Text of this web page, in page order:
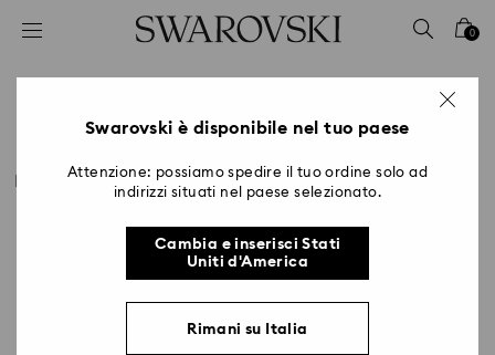
Accesskeys list
2 - Footer
0
Famiglie Hero
Le collezioni iconiche di Swarovski superano la prova
del tempo evolvendosi stagione dopo stagione.
Permeate dalla nostra infinita maestria, scopri
l'iconica collezione Millenia, la raffinata radiosità di
Matrix, la luminosità di Lucent e la meraviglia
cosmica di Constella.
Swarovski è disponibile nel tuo paese
Attenzione: possiamo spedire il tuo ordine solo ad
indirizzi situati nel paese selezionato.
Cambia e inserisci Stati
Uniti d'America
Rimani su Italia